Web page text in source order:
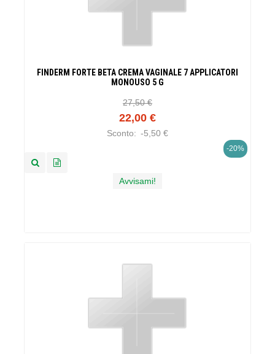
FINDERM FORTE BETA CREMA VAGINALE 7 APPLICATORI
MONOUSO 5 G
27,50 €
22,00 €
Sconto: -5,50 €
-20%
Avvisami!